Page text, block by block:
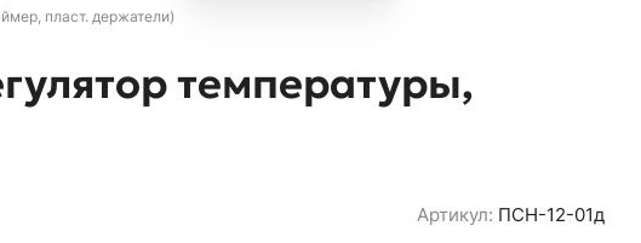
пласт. держатели)
температуры,
Артикул: ПСН-12-01д